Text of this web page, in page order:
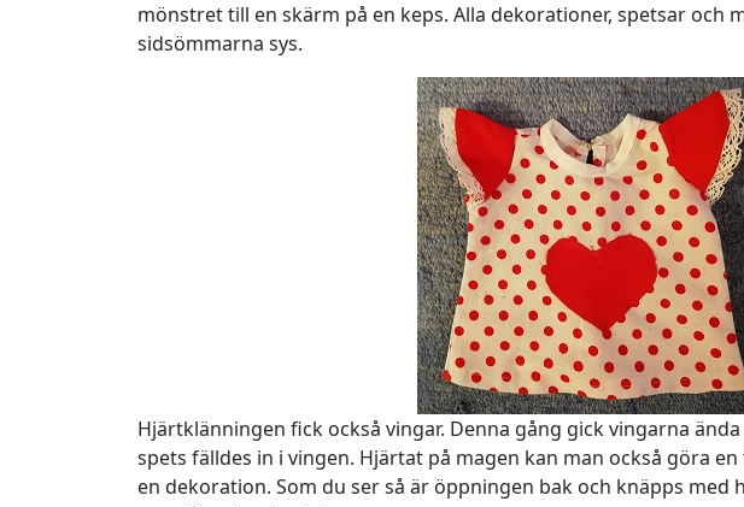
mönstret till en skärm på en keps. Alla dekorationer, spetsar och
sidsömmarna sys.
Hjärtklänningen fick också vingar. Denna gång gick vingarna
spets fälldes in i vingen. Hjärtat på magen kan man också göra
en dekoration. Som du ser så är öppningen bak och knäpps med